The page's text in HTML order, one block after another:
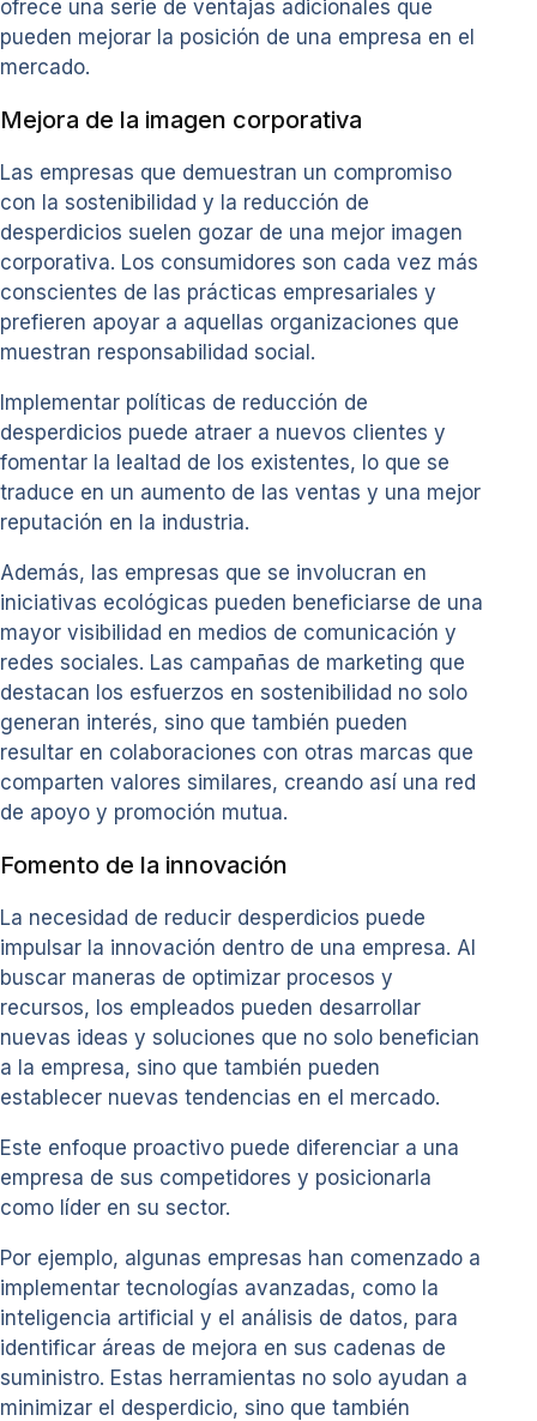
ofrece una serie de ventajas adicionales que
pueden mejorar la posición de una empresa en el
mercado.
Mejora de la imagen corporativa
Las empresas que demuestran un compromiso
con la sostenibilidad y la reducción de
desperdicios suelen gozar de una mejor imagen
corporativa. Los consumidores son cada vez más
conscientes de las prácticas empresariales y
prefieren apoyar a aquellas organizaciones que
muestran responsabilidad social.
Implementar políticas de reducción de
desperdicios puede atraer a nuevos clientes y
fomentar la lealtad de los existentes, lo que se
traduce en un aumento de las ventas y una mejor
reputación en la industria.
Además, las empresas que se involucran en
iniciativas ecológicas pueden beneficiarse de una
mayor visibilidad en medios de comunicación y
redes sociales. Las campañas de marketing que
destacan los esfuerzos en sostenibilidad no solo
generan interés, sino que también pueden
resultar en colaboraciones con otras marcas que
comparten valores similares, creando así una red
de apoyo y promoción mutua.
Fomento de la innovación
La necesidad de reducir desperdicios puede
impulsar la innovación dentro de una empresa. Al
buscar maneras de optimizar procesos y
recursos, los empleados pueden desarrollar
nuevas ideas y soluciones que no solo benefician
a la empresa, sino que también pueden
establecer nuevas tendencias en el mercado.
Este enfoque proactivo puede diferenciar a una
empresa de sus competidores y posicionarla
como líder en su sector.
Por ejemplo, algunas empresas han comenzado a
implementar tecnologías avanzadas, como la
inteligencia artificial y el análisis de datos, para
identificar áreas de mejora en sus cadenas de
suministro. Estas herramientas no solo ayudan a
minimizar el desperdicio, sino que también